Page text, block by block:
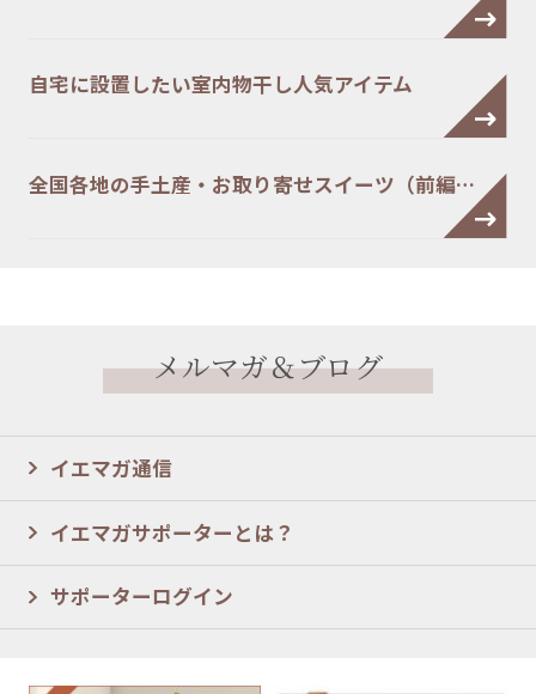
自宅に設置したい室内物干し人気アイテム
全国各地の手土産・お取り寄せスイーツ（前編…
メルマガ＆ブログ
イエマガ通信
イエマガサポーターとは？
サポーターログイン